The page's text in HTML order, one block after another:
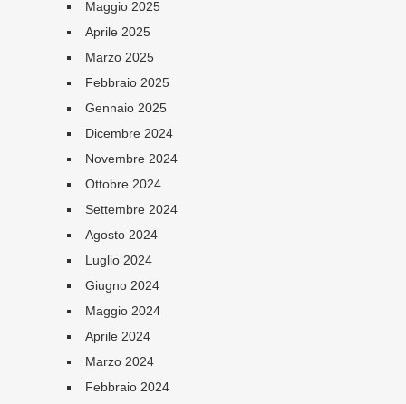
Maggio 2025
Aprile 2025
Marzo 2025
Febbraio 2025
Gennaio 2025
Dicembre 2024
Novembre 2024
Ottobre 2024
Settembre 2024
Agosto 2024
Luglio 2024
Giugno 2024
Maggio 2024
Aprile 2024
Marzo 2024
Febbraio 2024